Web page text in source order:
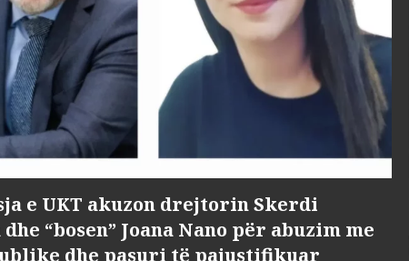
e UKT akuzon drejtorin Skerdi
“bosen” Joana Nano për abuzim me
dhe pasuri të pajustifikuar